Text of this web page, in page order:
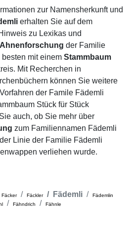
zur Namensherkunft und
erhalten Sie auf dem
zu Lexikas und
Ahnenforschung der Familie
mit einem Stammbaum
Mit Recherchen in
können Sie weitere
der Famile Fädemli
Stück für Stück
auch, ob Sie mehr über
zum Familiennamen Fädemli
Linie der Familie Fädemli
verliehen wurde.
Fäcker Fäckler Fädemli
Fädemlin
Fähndrich Fähnle